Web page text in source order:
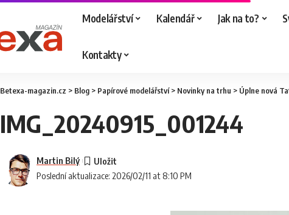
Modelářství Kalendář Jak na to?
Kontakty
Betexa-magazin.cz > Blog > Papírové modelářství> Novinky na trhu > Úplne nová
IMG_20240915_001244
Poslední aktualizace: 2026/02/11 at 8:10 PM
Martin Bilý